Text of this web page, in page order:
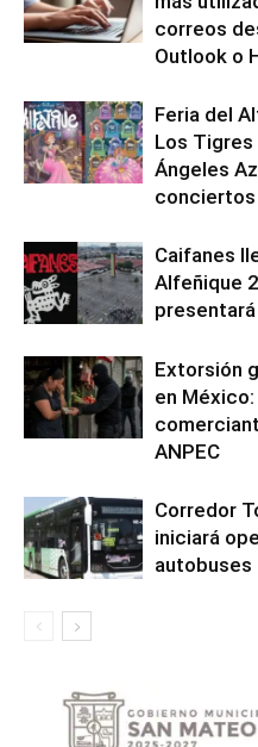
correos
Outlook o
Feria del
Los Tigres
Ángeles
Caifanes
Alfeñique
Extorsión
en
ANPEC
Corredor
iniciará